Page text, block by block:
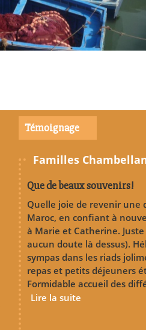
Témoignage
Familles
Que de beaux souvenirs!
Quelle joie de revenir une
Maroc, en confiant à
à Marie et Catherine.
aucun doute là dessus).
sympas dans les riads
repas et petits déjeuners
Formidable accueil des
Lire la suite